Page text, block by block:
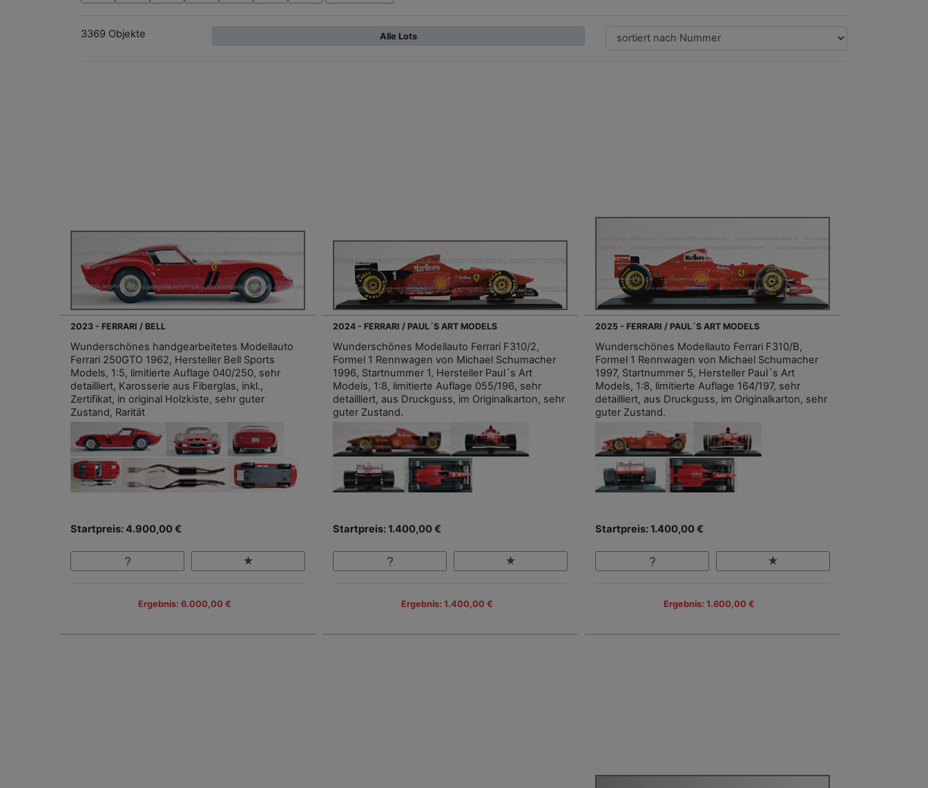
3369 Objekte Alle Lots
2023 - FERRARI / BELL
Wunderschönes handgearbeitetes Modellauto
Ferrari 250GTO 1962, Hersteller Bell Sports
Models, 1:5, limitierte Auflage 040/250, sehr
detailliert, Karosserie aus Fiberglas, inkl.,
Zertifikat, in original Holzkiste, sehr guter
Zustand, Rarität
Startpreis: 4.900,00 €
Ergebnis: 6.000,00 €
2024 - FERRARI / PAUL´S ART MODELS
Wunderschönes Modellauto Ferrari F310/2,
Formel 1 Rennwagen von Michael Schumacher
1996, Startnummer 1, Hersteller Paul´s Art
Models, 1:8, limitierte Auflage 055/196, sehr
detailliert, aus Druckguss, im Originalkarton, sehr
guter Zustand.
Startpreis: 1.400,00 €
Ergebnis: 1.400,00 €
2025 - FERRARI / PAUL´S ART MODELS
Wunderschönes Modellauto Ferrari F310/B,
Formel 1 Rennwagen von Michael Schumacher
1997, Startnummer 5, Hersteller Paul´s Art
Models, 1:8, limitierte Auflage 164/197, sehr
detailliert, aus Druckguss, im Originalkarton, sehr
guter Zustand.
Startpreis: 1.400,00 €
Ergebnis: 1.600,00 €